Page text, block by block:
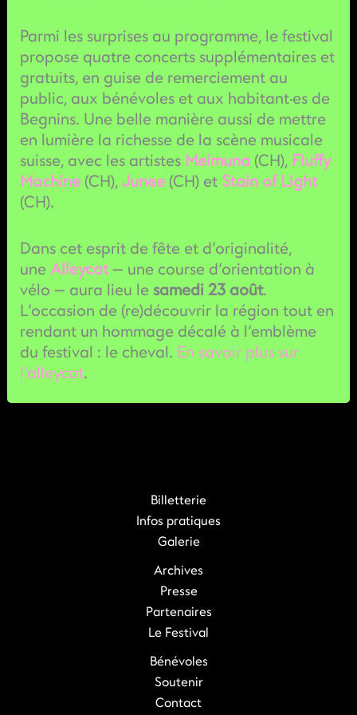
Parmi les surprises au programme, le festival
propose quatre concerts supplémentaires et
gratuits, en guise de remerciement au
public, aux bénévoles et aux habitant·es de
Begnins. Une belle manière aussi de mettre
en lumière la richesse de la scène musicale
suisse, avec les artistes Meimuna (CH), Fluffy
Machine(CH),Junee(CH) et Stain of Light
(CH).
Dans cet esprit de fête et d’originalité,
uneAlleycat— une course d’orientation à
vélo — aura lieu lesamedi 23 août.
L’occasion de (re)découvrir la région tout en
rendant un hommage décalé à l’emblème
du festival : le cheval. En savoir plus sur
l’alleycat.
Billetterie
Infos pratiques
Galerie
Archives
Presse
Partenaires
Le Festival
Bénévoles
Soutenir
Contact